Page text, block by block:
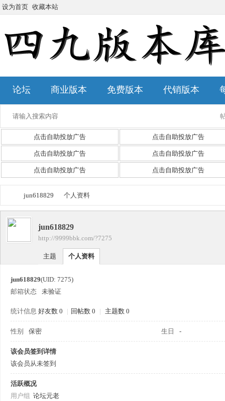
设为首页 收藏本站
论坛 商业版本 免费版本 代销版本
点击自助投放广告 点击自助投放广告
点击自助投放广告 点击自助投放广告
点击自助投放广告 点击自助投放广告
jun618829
›
个人资料
jun618829
http://9999bbk.com/?7275
主题 个人资料
jun618829(UID: 7275)
邮箱状态
未验证
统计信息 好友数 0 | 回帖数 0 | 主题数 0
性别 保密 生日 -
该会员签到详情
该会员从未签到
活跃概况
用户组 论坛元老